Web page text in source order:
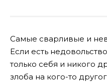
Самые сварливые и
Если есть
только себя и никого
злоба на кого-то